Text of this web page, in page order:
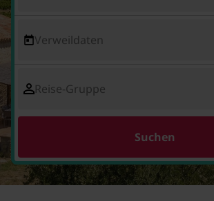
Verweildaten
Reise-Gruppe
Suchen